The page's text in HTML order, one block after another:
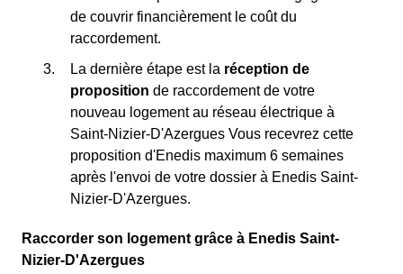
de couvrir financièrement le coût du
raccordement.
La dernière étape est la réception de
proposition de raccordement de votre
nouveau logement au réseau électrique à
Saint-Nizier-D'Azergues Vous recevrez cette
proposition d'Enedis maximum 6 semaines
après l'envoi de votre dossier à Enedis Saint-
Nizier-D'Azergues.
Raccorder son logement grâce à Enedis Saint-
Nizier-D'Azergues